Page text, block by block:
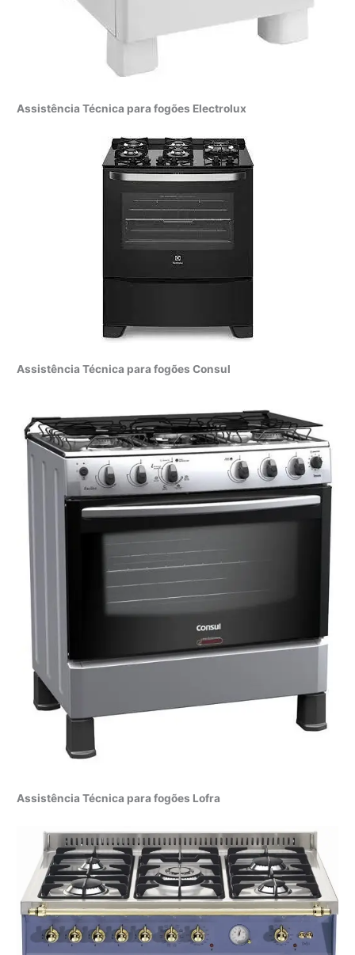
Assistência Técnica para fogões Electrolux
Assistência Técnica para fogões Consul
Assistência Técnica para fogões Lofra